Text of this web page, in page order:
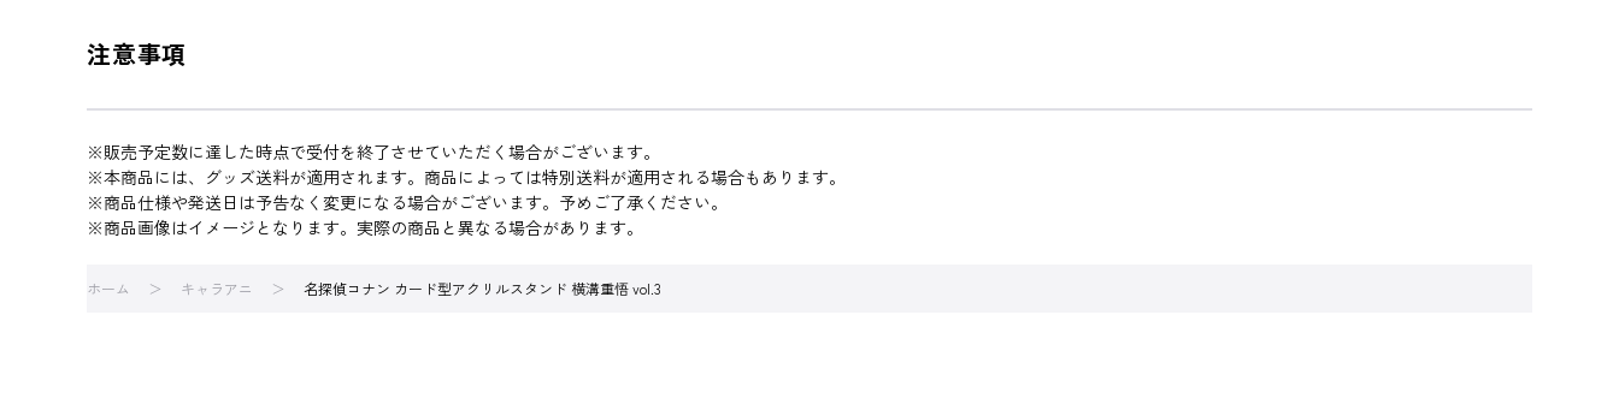
注意事項
※販売予定数に達した時点で受付を終了させていただく場合がございます。
※本商品には、グッズ送料が適用されます。商品によっては特別送料が適用される場合もあります。
※商品仕様や発送日は予告なく変更になる場合がございます。予めご了承ください。
※商品画像はイメージとなります。実際の商品と異なる場合があります。
ホーム キャラアニ 名探偵コナン カード型アクリルスタンド 横溝重悟 vol.3